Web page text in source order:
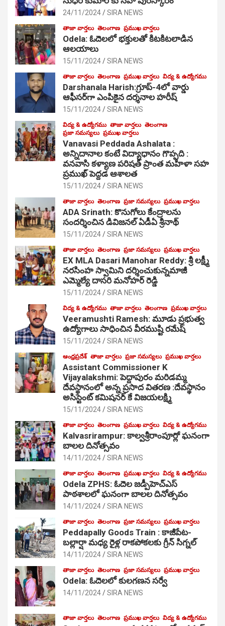
24/11/2024 SIRA NEWS
తాజా వార్తలు తెలంగాణ ప్రముఖ వార్తలు
Odela: ఓదెల‌లో భక్తులతో కిటకిటలాడిన
ఆల‌యాలు
15/11/2024 SIRA NEWS
తాజా వార్తలు తెలంగాణ ప్రముఖ వార్తలు విద్య & ఉద్యోగము
Darshanala Harish:గ్రూప్-4లో వార్డు
ఆఫీసర్‌గా ఎంపికైన దర్శనాల హరీష్
15/11/2024 SIRA NEWS
విద్య & ఉద్యోగము తాజా వార్తలు తెలంగాణ
ప్రజా సమస్యలు ప్రముఖ వార్తలు
Vanavasi Peddada Ashalata :
అన్నిదానాల కంటే విద్యాధానం గొప్పది :
వనవాసి కళ్యాణ పరిషత్ ప్రాంత మహిళా సహ
ప్రముఖ్ పెద్దడ ఆశాలత
15/11/2024 SIRA NEWS
తాజా వార్తలు తెలంగాణ ప్రజా సమస్యలు ప్రముఖ వార్తలు
ADA Srinath: కొనుగోలు కేంద్రాల‌ను
సంద‌ర్శించిన డివిజనల్ ఏడీఏ శ్రీనాథ్
15/11/2024 SIRA NEWS
తాజా వార్తలు తెలంగాణ ప్రజా సమస్యలు ప్రముఖ వార్తలు
EX MLA Dasari Manohar Reddy: శ్రీ లక్ష్మీ
నరసింహ స్వామిని దర్శించుకున్నమాజీ
ఎమ్మెల్యే దాసరి మనోహర్ రెడ్డి
15/11/2024 SIRA NEWS
విద్య & ఉద్యోగము తాజా వార్తలు తెలంగాణ ప్రముఖ వార్తలు
Veeramushti Ramesh: మూడు ప్రభుత్వ
ఉద్యోగాలు సాధించిన వీరముష్టి రమేష్
15/11/2024 SIRA NEWS
ఆంధ్రప్రదేశ్ తాజా వార్తలు ప్రజా సమస్యలు ప్రముఖ వార్తలు
Assistant Commissioner K
Vijayalakshmi: పెద్దాపురం మరిడమ్మ
దేవస్థానంలో అన్న ప్రసాద వితరణ :దేవస్థానం
అసిస్టెంట్ కమిషనర్ కే విజయలక్ష్మి
15/11/2024 SIRA NEWS
తాజా వార్తలు తెలంగాణ ప్రముఖ వార్తలు విద్య & ఉద్యోగము
Kalvasrirampur: కాల్వశ్రీరాంపూర్లో ఘనంగా
బాలల దినోత్సవం
14/11/2024 SIRA NEWS
తాజా వార్తలు తెలంగాణ ప్రముఖ వార్తలు విద్య & ఉద్యోగము
Odela ZPHS: ఓదెల జ‌డ్పీహెచ్ఎస్
పాఠ‌శాల‌లో ఘనంగా బాలల దినోత్సవం
14/11/2024 SIRA NEWS
తాజా వార్తలు తెలంగాణ ప్రజా సమస్యలు ప్రముఖ వార్తలు
Peddapally Goods Train : కాజీపేట-
బల్లార్షా మధ్య రైళ్ల రాకపోకలకు గ్రీన్ సిగ్నల్
14/11/2024 SIRA NEWS
తాజా వార్తలు తెలంగాణ ప్రజా సమస్యలు ప్రముఖ వార్తలు
Odela: ఓదెలలో కులగణన సర్వే
14/11/2024 SIRA NEWS
తాజా వార్తలు తెలంగాణ ప్రముఖ వార్తలు విద్య & ఉద్యోగము